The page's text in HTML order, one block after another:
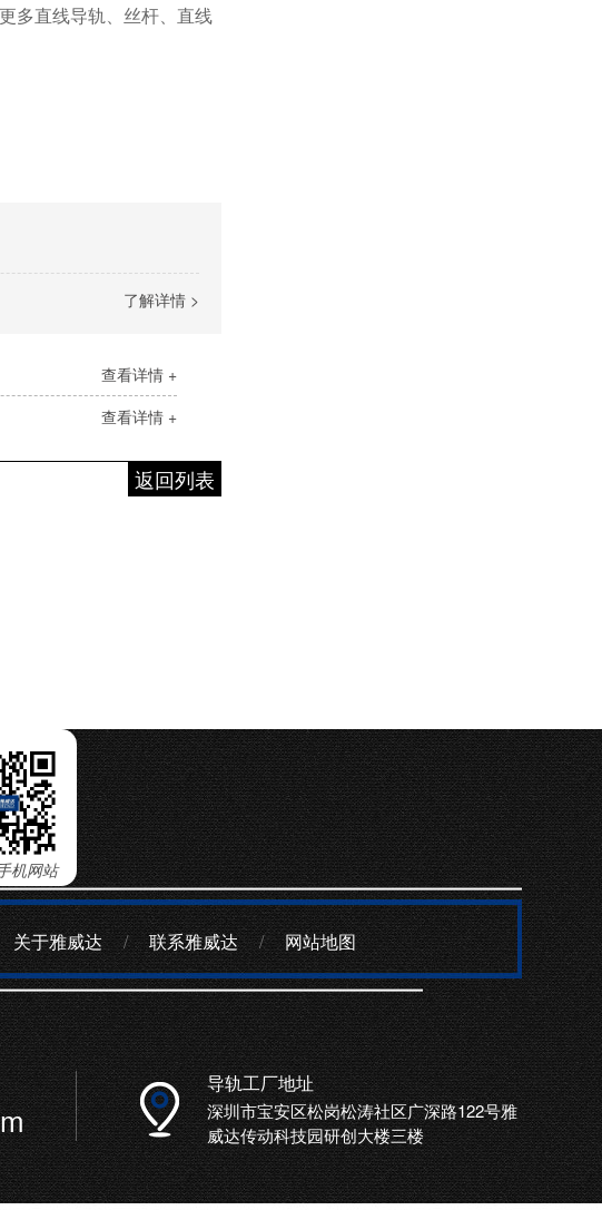
多直线导轨、丝杆、直线
了解详情 >
查看详情 +
查看详情 +
返回列表
机网站
关于雅威达 / 联系雅威达 / 网站地图
导轨工厂地址
深圳市宝安区松岗松涛社区广深路122号雅
威达传动科技园研创大楼三楼